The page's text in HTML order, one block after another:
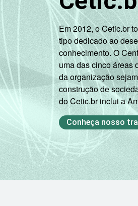
CLASSE
SOCIAL
CONDIÇÃO
DE
ATIVIDADE
1 Base: 80,9
Cada item
Veja a tabela
Em 2012, o Cetic.br
tipo dedicado ao
conhecimento. O
uma das cinco áreas
da organização
construção de
do Cetic.br inclui a
Conheça nosso